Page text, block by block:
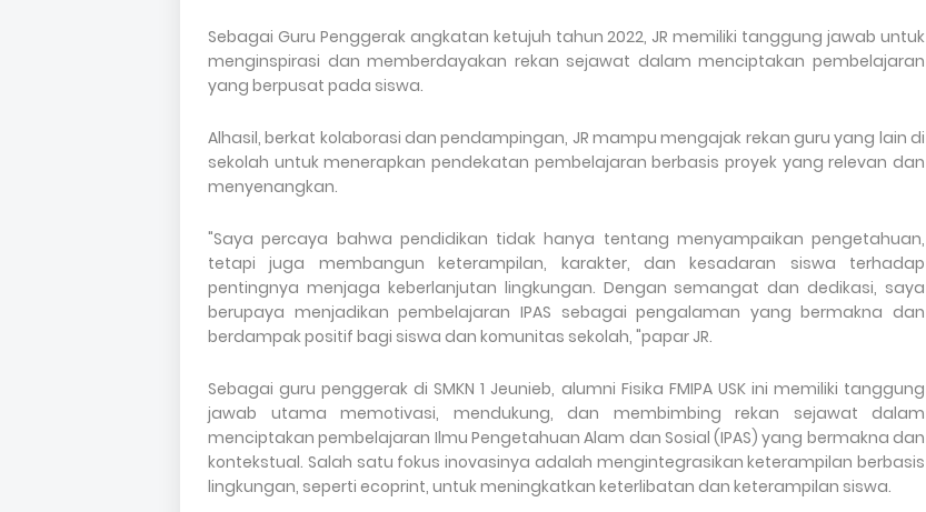
Sebagai Guru Penggerak angkatan ketujuh tahun 2022, JR memiliki tanggung jawab untuk
menginspirasi dan memberdayakan rekan sejawat dalam menciptakan pembelajaran
yang berpusat pada siswa.
Alhasil, berkat kolaborasi dan pendampingan, JR mampu mengajak rekan guru yang lain di
sekolah untuk menerapkan pendekatan pembelajaran berbasis proyek yang relevan dan
menyenangkan.
"Saya percaya bahwa pendidikan tidak hanya tentang menyampaikan pengetahuan,
tetapi juga membangun keterampilan, karakter, dan kesadaran siswa terhadap
pentingnya menjaga keberlanjutan lingkungan. Dengan semangat dan dedikasi, saya
berupaya menjadikan pembelajaran IPAS sebagai pengalaman yang bermakna dan
berdampak positif bagi siswa dan komunitas sekolah, "papar JR.
Sebagai guru penggerak di SMKN 1 Jeunieb, alumni Fisika FMIPA USK ini memiliki tanggung
jawab utama memotivasi, mendukung, dan membimbing rekan sejawat dalam
menciptakan pembelajaran Ilmu Pengetahuan Alam dan Sosial (IPAS) yang bermakna dan
kontekstual. Salah satu fokus inovasinya adalah mengintegrasikan keterampilan berbasis
lingkungan, seperti ecoprint, untuk meningkatkan keterlibatan dan keterampilan siswa.